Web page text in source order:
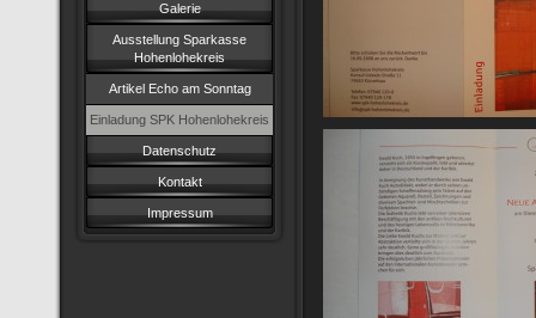
Galerie
Ausstellung Sparkasse
Hohenlohekreis
Artikel Echo am Sonntag
Einladung SPK Hohenlohekreis
Datenschutz
Kontakt
Impressum